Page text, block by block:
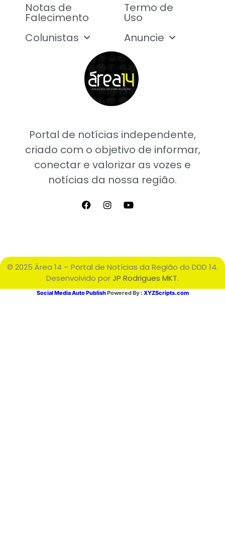
Portal de notícias independente,
criado com o objetivo de informar,
conectar e valorizar as vozes e
notícias da nossa região.
Notas de
Falecimento
Colunistas
Termo de
Uso
Anuncie
© 2025 Área 14 – Portal de Notícias da Região do DDD 14.
Desenvolvido porJP Rodrigues MKT.
Social Media Auto PublishPowered By : XYZScripts.com